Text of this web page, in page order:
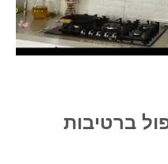
ברטיבות